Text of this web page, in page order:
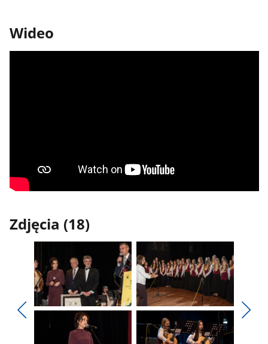
Wideo
Zdjęcia (18)
Pokaż
zdjęcie
Pokaż
zdjęcie